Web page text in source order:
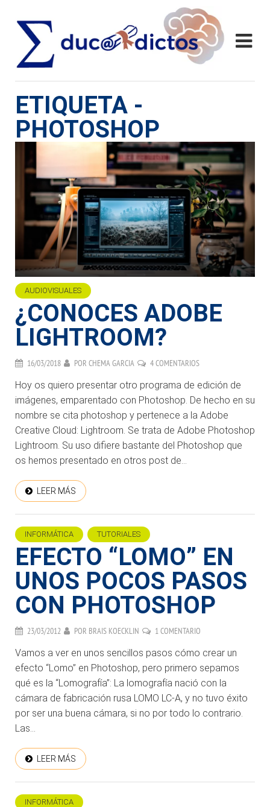
ETIQUETA -
PHOTOSHOP
AUDIOVISUALES
¿CONOCES ADOBE
LIGHTROOM?
16/03/2018 POR CHEMA GARCIA 4 COMENTARIOS
Hoy os quiero presentar otro programa de edición de
imágenes, emparentado con Photoshop. De hecho en su
nombre se cita photoshop y pertenece a la Adobe
Creative Cloud: Lightroom. Se trata de Adobe Photoshop
Lightroom. Su uso difiere bastante del Photoshop que
os hemos presentado en otros post de...
LEER MÁS
INFORMÁTICA TUTORIALES
EFECTO “LOMO” EN
UNOS POCOS PASOS
CON PHOTOSHOP
23/03/2012 POR BRAIS KOECKLIN 1 COMENTARIO
Vamos a ver en unos sencillos pasos cómo crear un
efecto “Lomo” en Photoshop, pero primero sepamos
qué es la “Lomografía”: La lomografía nació con la
cámara de fabricación rusa LOMO LC-A, y no tuvo éxito
por ser una buena cámara, si no por todo lo contrario.
Las...
LEER MÁS
INFORMÁTICA